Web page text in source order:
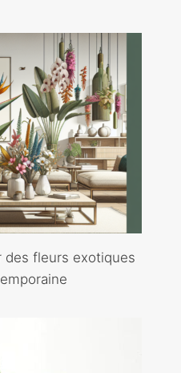
des fleurs exotiques